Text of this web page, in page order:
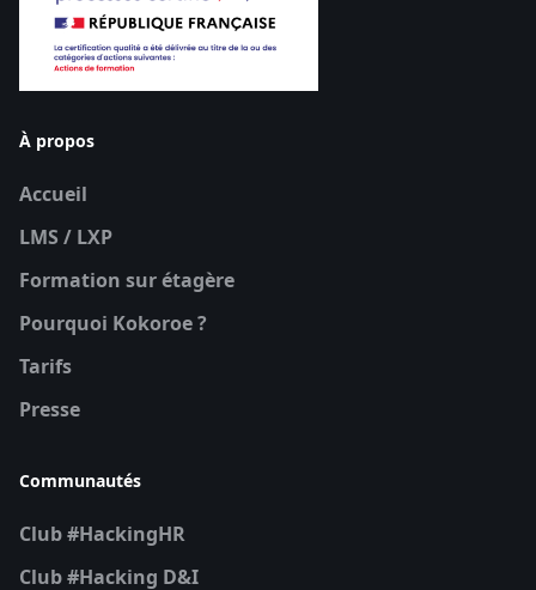
À propos
Accueil
LMS / LXP
Formation sur étagère
Pourquoi Kokoroe ?
Tarifs
Presse
Communautés
Club #HackingHR
Club #Hacking D&I